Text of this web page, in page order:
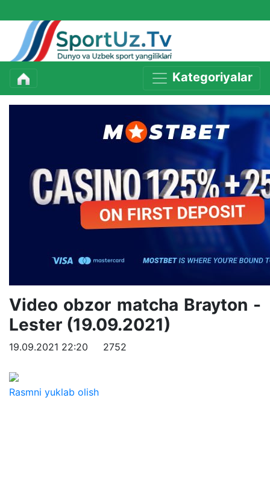
Kategoriyalar
Video obzor matcha Brayton -
Lester (19.09.2021)
19.09.2021 22:20 2752
Rasmni yuklab olish